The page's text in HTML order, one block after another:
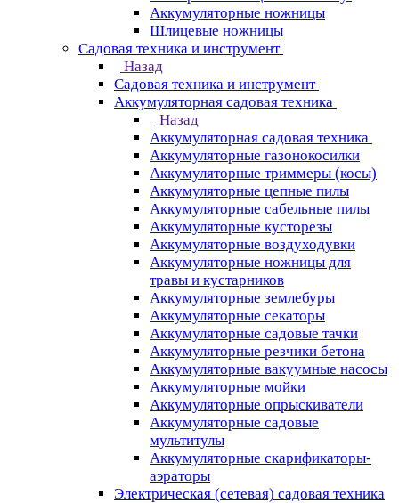
Аккумуляторные ножницы
Шлицевые ножницы
Cадовая техника и инструмент
Назад
Cадовая техника и инструмент
Аккумуляторная садовая техника
Назад
Аккумуляторная садовая техника
Аккумуляторные газонокосилки
Аккумуляторные триммеры (косы)
Аккумуляторные цепные пилы
Аккумуляторные сабельные пилы
Аккумуляторные кусторезы
Аккумуляторные воздуходувки
Аккумуляторные ножницы для
травы и кустарников
Аккумуляторные землебуры
Аккумуляторные секаторы
Аккумуляторные садовые тачки
Аккумуляторные резчики бетона
Аккумуляторные вакуумные насосы
Аккумуляторные мойки
Аккумуляторные опрыскиватели
Аккумуляторные садовые
мультитулы
Аккумуляторные скарификаторы-
аэраторы
Электрическая (сетевая) садовая техника